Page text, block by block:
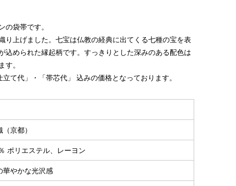
の袋帯です。
り上げました。七宝は仏教の経典に出てくる七種の宝を表
込められた縁起柄です。すっきりとした深みのある配色は
す。
て代」・「帯芯代」 込みの価格となっております。
京都）
ポリエステル、レーヨン
華やかな光沢感